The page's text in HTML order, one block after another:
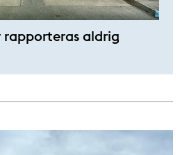
rapporteras aldrig